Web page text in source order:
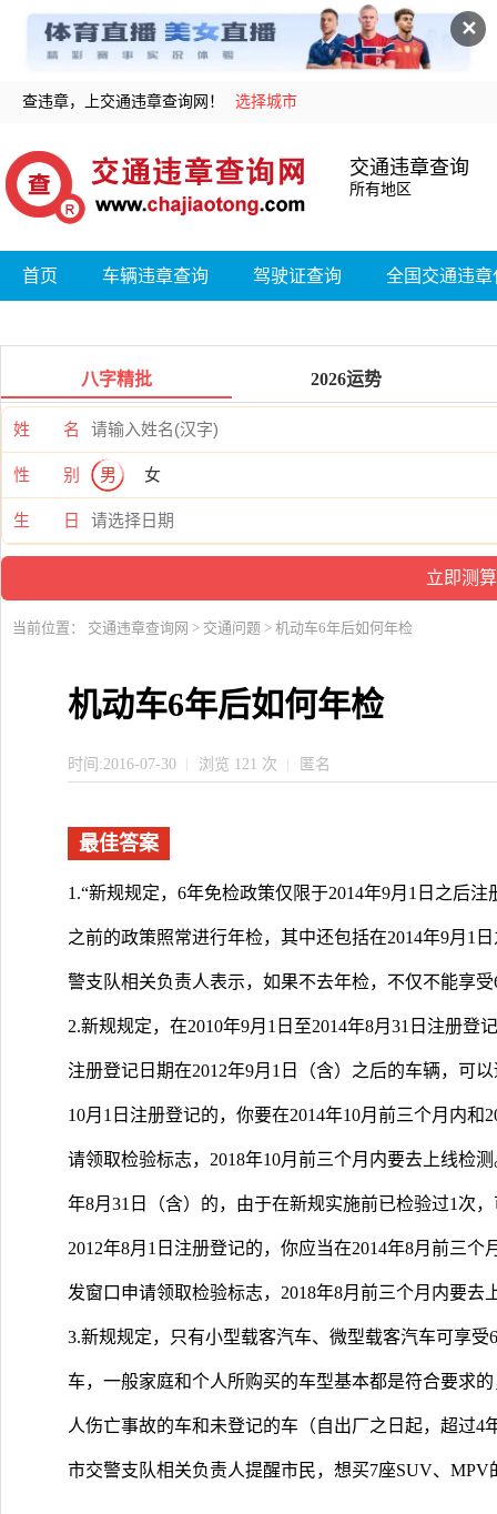
✕
查违章，上交通违章查询网！ 选择城市
交通违章查询
所有地区
首页 车辆违章查询 驾驶证查询 全国交通违
八字精批 2026运势
姓 名
性 别 男 女
生 日
当前位置： 交通违章查询网 > 交通问题 > 机动车6年后如何年检
机动车6年后如何年检
时间:2016-07-30 浏览 121 次 匿名
最佳答案
1.“新规规定，6年免检政策仅限于2014年9月1日之后
之前的政策照常进行年检，其中还包括在2014年9月1
警支队相关负责人表示，如果不去年检，不仅不能享
2.新规规定，在2010年9月1日至2014年8月31日注册
注册登记日期在2012年9月1日（含）之后的车辆，可
10月1日注册登记的，你要在2014年10月前三个月内
请领取检验标志，2018年10月前三个月内要去上线检
年8月31日（含）的，由于在新规实施前已检验过1次
2012年8月1日注册登记的，你应当在2014年8月前三
发窗口申请领取检验标志，2018年8月前三个月内要去
3.新规规定，只有小型载客汽车、微型载客汽车可享
车，一般家庭和个人所购买的车型基本都是符合要求
人伤亡事故的车和未登记的车（自出厂之日起，超过
市交警支队相关负责人提醒市民，想买7座SUV、MPV